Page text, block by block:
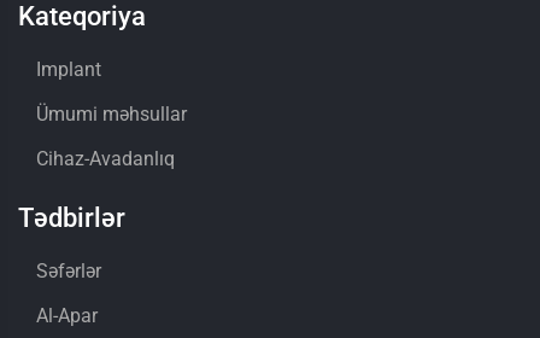
Kateqoriya
Implant
Ümumi məhsullar
Cihaz-Avadanlıq
Tədbirlər
Səfərlər
Al-Apar